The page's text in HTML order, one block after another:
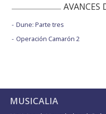
AVANCES
Dune: Parte tres
Operación Camarón 2
MUSICALIA